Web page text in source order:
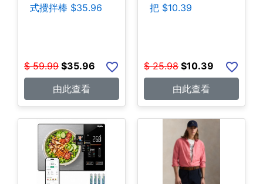
式攪拌棒 $35.96
$ 59.99 $35.96
由此查看
把 $10.39
$ 25.98 $10.39
由此查看